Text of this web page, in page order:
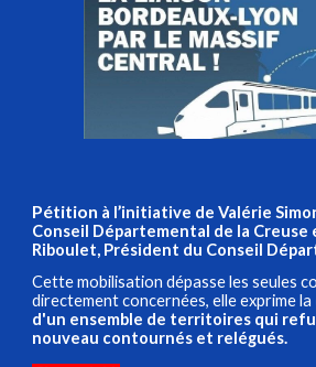
Pétition à l’initiative de Valérie
Conseil Départemental de la Creuse
Riboulet, Président du Conseil
Cette mobilisation dépasse les seules
directement concernées, elle exprime la
d'un ensemble de territoires qui
nouveau contournés et relégués.